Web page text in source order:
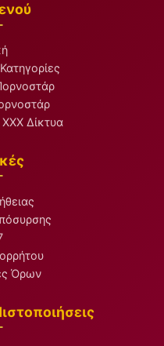
Δίκτυα
Όρων